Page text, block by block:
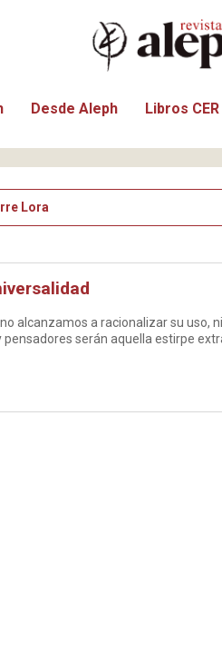
Desde Aleph Libros CER
Lora
alcanzamos a racionalizar su uso,
serán aquella estirpe